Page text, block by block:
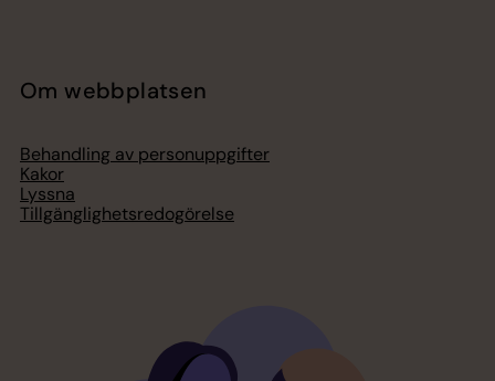
Om webbplatsen
Behandling av personuppgifter
Kakor
Lyssna
Tillgänglighetsredogörelse